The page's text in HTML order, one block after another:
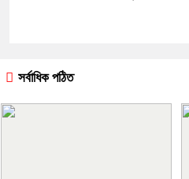
সর্বাধিক পঠিত